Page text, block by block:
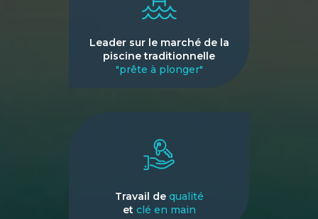
Leader sur le marché de la
piscine traditionnelle
"prête à plonger"
Travail de qualité
et clé en main